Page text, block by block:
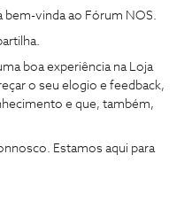
bem-vinda ao Fórum NOS.
boa experiência na Loja
o seu elogio e feedback,
e que, também,
Estamos aqui para